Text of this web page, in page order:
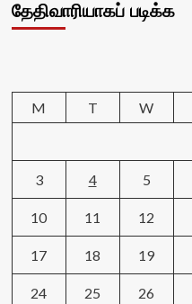
தேதிவாரியாகப் படிக்க
M
T W
3 4 5
10 11 12
17 18 19
24 25 26